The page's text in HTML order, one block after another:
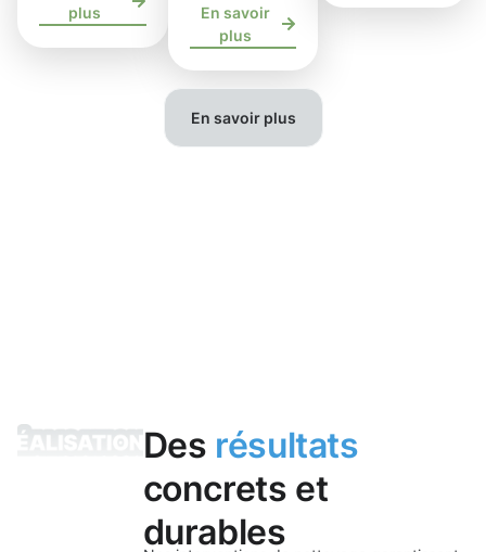
plus
En savoir
plus
En savoir plus
Des résultats
concrets et
durables